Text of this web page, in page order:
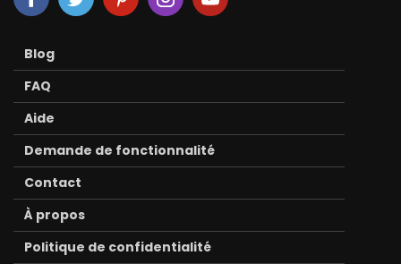
Blog
FAQ
Aide
Demande de fonctionnalité
Contact
À propos
Politique de confidentialité